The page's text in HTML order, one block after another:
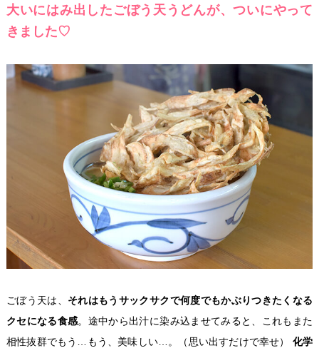
大いにはみ出したごぼう天うどんが、ついにやって
きました♡
ごぼう天は、 それはもうサックサクで何度でもかぶりつきたくなる
クセになる食感。途中から出汁に染み込ませてみると、これもまた
相性抜群でもう…もう、美味しい…。（思い出すだけで幸せ） 化学